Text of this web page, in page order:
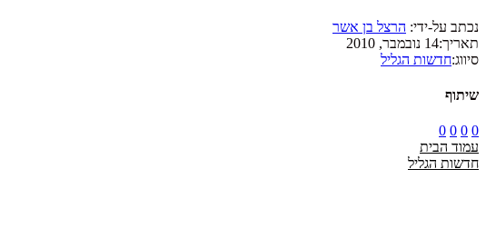
נכתב על-ידי: הרצל בן אשר
תאריך:14 נובמבר, 2010
סיווג:חדשות הגליל
שיתוף
0
0
0
0
עמוד הבית
חדשות הגליל